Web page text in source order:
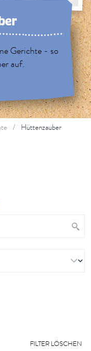
Gerichte - so
auf.
Hüttenzauber
FILTER LÖSCHEN